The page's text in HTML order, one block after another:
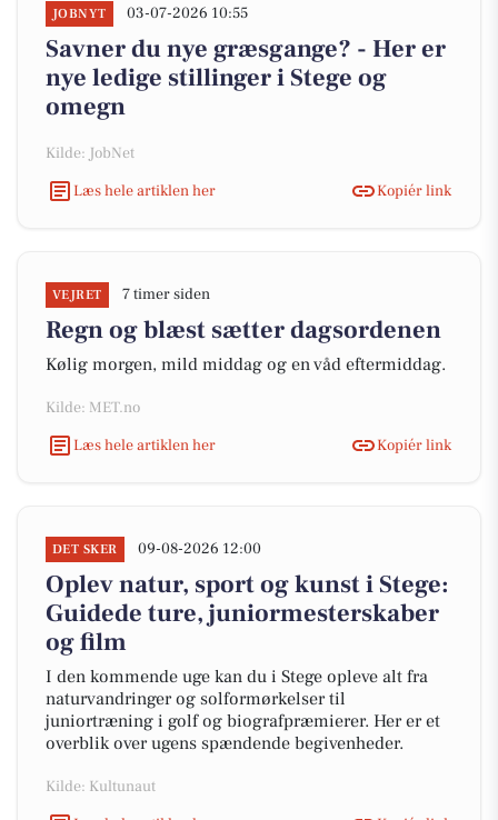
JOBNYT 03-07-2026 10:55
Savner du nye græsgange? - Her er
nye ledige stillinger i Stege og
omegn
Kilde: JobNet
Læs hele artiklen her
Kopiér link
VEJRET 7 timer siden
Regn og blæst sætter dagsordenen
Kølig morgen, mild middag og en våd eftermiddag.
Kilde: MET.no
Læs hele artiklen her
Kopiér link
DET SKER 09-08-2026 12:00
Oplev natur, sport og kunst i Stege:
Guidede ture, juniormesterskaber
og film
I den kommende uge kan du i Stege opleve alt fra
naturvandringer og solformørkelser til
juniortræning i golf og biografpræmierer. Her er et
overblik over ugens spændende begivenheder.
Kilde: Kultunaut